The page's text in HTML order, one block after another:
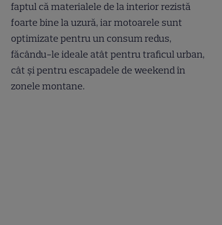
faptul că materialele de la interior rezistă
foarte bine la uzură, iar motoarele sunt
optimizate pentru un consum redus,
făcându-le ideale atât pentru traficul urban,
cât și pentru escapadele de weekend în
zonele montane.